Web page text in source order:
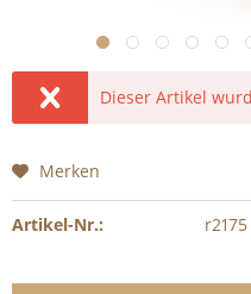
Dieser Artikel
Merken
Artikel-Nr.: r2175